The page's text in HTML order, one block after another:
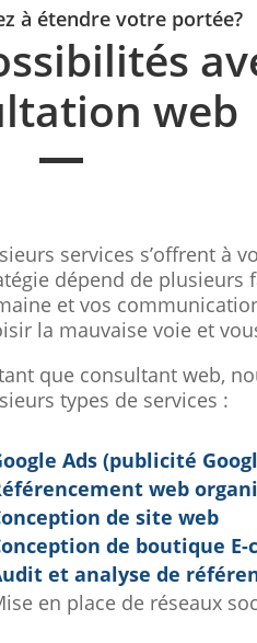
à étendre votre portée?
web
services s’offrent à
dépend de plusieurs
et vos
la mauvaise voie et
que consultant web,
types de services :
Ads (publicité
web
de site web
de boutique E-
et analyse de
en place de réseaux